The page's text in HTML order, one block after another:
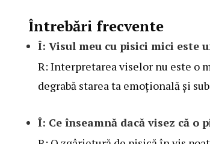
Întrebări frecvente
Î: Visul meu cu pisici mici este
R: Interpretarea viselor nu este o
degrabă starea ta emoțională și
Î: Ce înseamnă dacă visez că o